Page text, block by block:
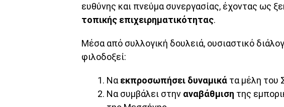
ευθύνης και πνεύμα συνεργασίας, έχοντας ως
τοπικής επιχειρηματικότητας.
Μέσα από συλλογική δουλειά, ουσιαστικό
φιλοδοξεί:
Ναεκπροσωπήσει δυναμικά τα μέλη του
Να συμβάλει στην αναβάθμιση της